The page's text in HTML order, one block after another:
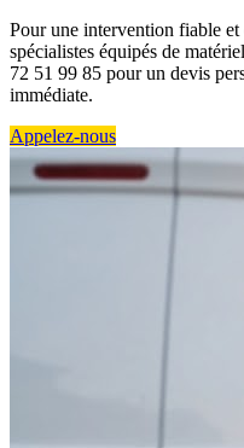
Pour une intervention fiable
spécialistes équipés de
72 51 99 85 pour un devis
immédiate.
Appelez-nous